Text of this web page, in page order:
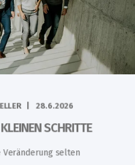
28.6.2026
SCHRITTE
Veränderung selten